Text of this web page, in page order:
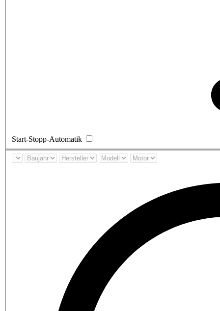
Start-Stopp-Automatik